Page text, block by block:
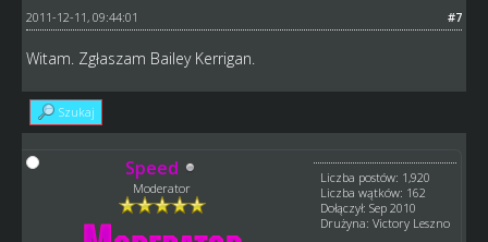
#7
2011-12-11, 09:44:01
Witam. Zgłaszam Bailey Kerrigan.
Szukaj
Speed
Moderator
Liczba postów: 1,920
Liczba wątków: 162
Dołączył: Sep 2010
Drużyna: Victory Leszno